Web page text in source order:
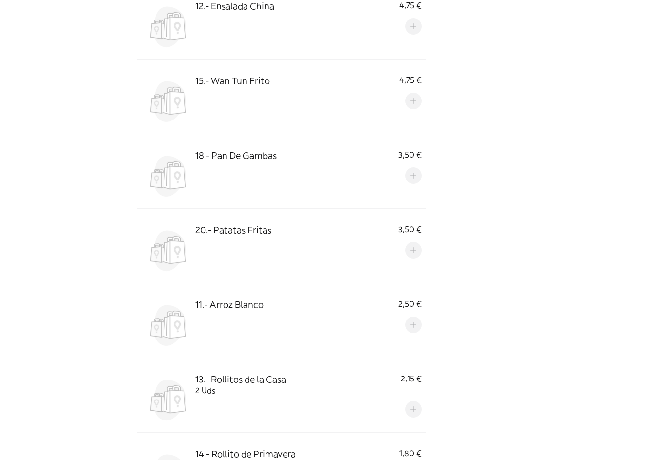
12.- Ensalada China 4,75 €
15.- Wan Tun Frito 4,75 €
18.- Pan De Gambas 3,50 €
20.- Patatas Fritas 3,50 €
11.- Arroz Blanco 2,50 €
13.- Rollitos de la Casa
2,15 €
2 Uds
14.- Rollito de Primavera 1,80 €